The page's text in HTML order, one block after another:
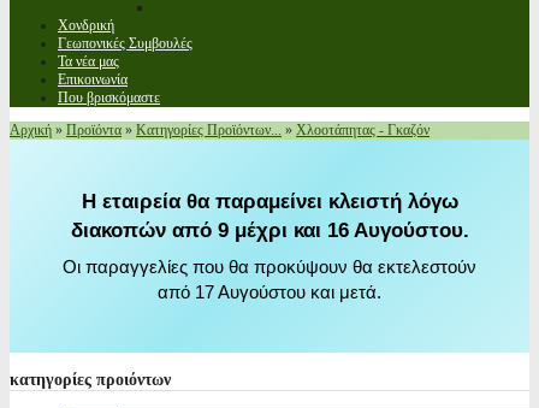
Χονδρική
Γεωπονικές Συμβουλές
Τα νέα μας
Επικοινωνία
Που βρισκόμαστε
Αρχική » Προϊόντα » Κατηγορίες Προϊόντων... » Χλοοτάπητας - Γκαζόν
Η εταιρεία θα παραμείνει κλειστή λόγω
διακοπών από 9 μέχρι και 16 Αυγούστου.
Οι παραγγελίες που θα προκύψουν θα εκτελεστούν
από 17 Αυγούστου και μετά.
κατηγορίες προιόντων